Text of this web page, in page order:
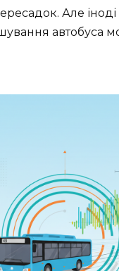
Але іноді
автобуса